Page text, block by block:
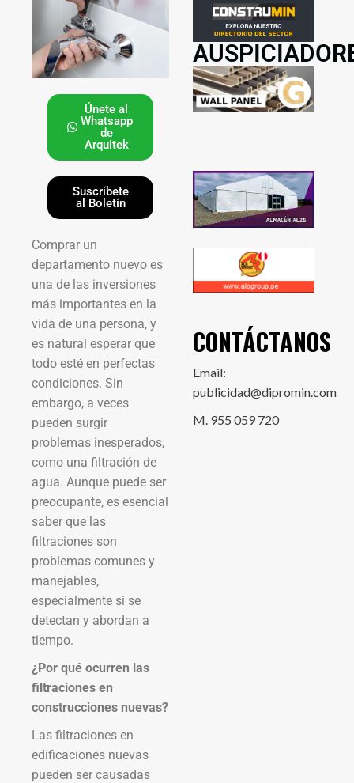
Únete al
Whatsapp
de
Arquitek
Suscríbete
al Boletín
Comprar un
departamento nuevo es
una de las inversiones
más importantes en la
vida de una persona, y
es natural esperar que
todo esté en perfectas
condiciones. Sin
embargo, a veces
pueden surgir
problemas inesperados,
como una filtración de
agua. Aunque puede ser
preocupante, es esencial
saber que las
filtraciones son
problemas comunes y
manejables,
especialmente si se
detectan y abordan a
tiempo.
¿Por qué ocurren las
filtraciones en
construcciones nuevas?
Las filtraciones en
edificaciones nuevas
pueden ser causadas
CONTÁCTANOS
Email:
publicidad@dipromin.com
M. 955 059 720